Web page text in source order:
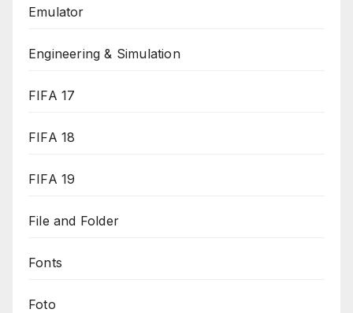
Emulator
Engineering & Simulation
FIFA 17
FIFA 18
FIFA 19
File and Folder
Fonts
Foto